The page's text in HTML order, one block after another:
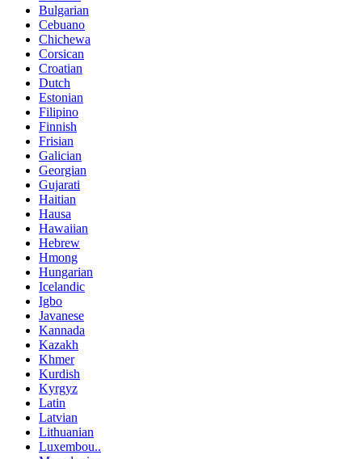
Bulgarian
Cebuano
Chichewa
Corsican
Croatian
Dutch
Estonian
Filipino
Finnish
Frisian
Galician
Georgian
Gujarati
Haitian
Hausa
Hawaiian
Hebrew
Hmong
Hungarian
Icelandic
Igbo
Javanese
Kannada
Kazakh
Khmer
Kurdish
Kyrgyz
Latin
Latvian
Lithuanian
Luxembou..